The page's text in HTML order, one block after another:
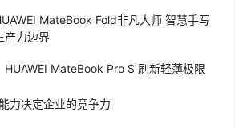
MateBook Fold非凡大师 智慧手写
产力边界
MateBook Pro S 刷新轻薄极限
力决定企业的竞争力